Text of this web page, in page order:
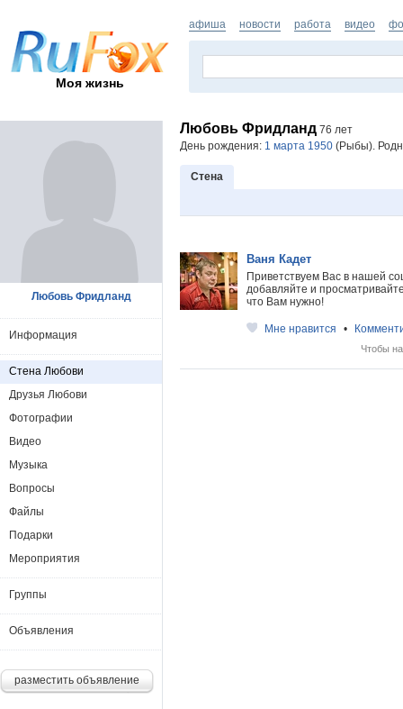
Моя жизнь
афиша новости работа видео
Любовь Фридланд 76 лет
День рождения: 1 марта 1950 (Рыбы).
Стена
Ваня Кадет
Приветствуем Вас в нашей
добавляйте и
что Вам нужно!
Мне нравится •
Чтобы
Любовь Фридланд
Информация
Стена Любови
Друзья Любови
Фотографии
Видео
Музыка
Вопросы
Файлы
Подарки
Мероприятия
Группы
Объявления
разместить объявление